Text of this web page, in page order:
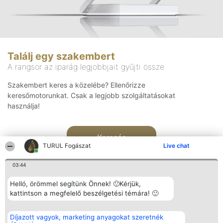
TURUL Fogászat Live chat
03:44
Helló, örömmel segítünk Önnek! 🙂Kérjük,
kattintson a megfelelő beszélgetési témára! 🙂
Díjazott vagyok, marketing anyagokat szeretnék
Találj egy szakembert
A rangsor az iparág legjobbjait gyűjti össze
Szakembert keres a közelébe? Ellenőrizze
keresőmotorunkat. Csak a legjobb szolgáltatásokat
használja!
Keresés
Rangsorszervező
SC Beautiful Company S.R.L.
Népszavazás
Nyertesek
Elérhetőség
Elérhetőség